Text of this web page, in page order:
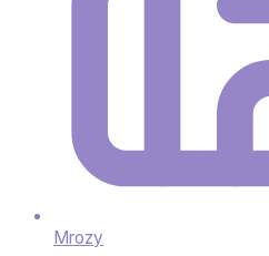
Mrozy